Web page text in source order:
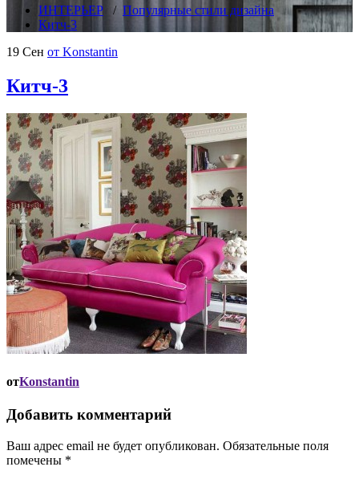
ИНТЕРЬЕР / Популярные стили дизайна
Китч-3
19 Сен от Konstantin
Китч-3
отKonstantin
Добавить комментарий
Ваш адрес email не будет опубликован. Обязательные поля
помечены *